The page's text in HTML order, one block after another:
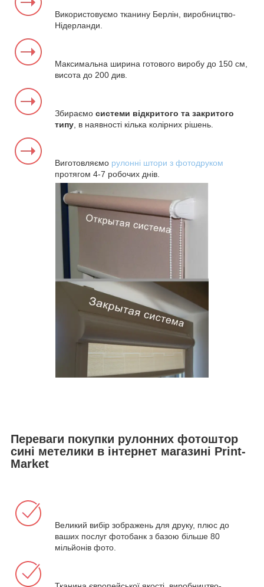
Використовуємо тканину Берлін, виробництво-
Нідерланди.
Максимальна ширина готового виробу до 150 см,
висота до 200 див.
Збираємо системи відкритого та закритого
типу, в наявності кілька колірних рішень.
Виготовляємо рулонні штори з фотодруком
протягом 4-7 робочих днів.
Переваги покупки рулонних фотоштор
сині метелики в інтернет магазині Print-
Market
Великий вибір зображень для друку, плюс до
ваших послуг фотобанк з базою більше 80
мільйонів фото.